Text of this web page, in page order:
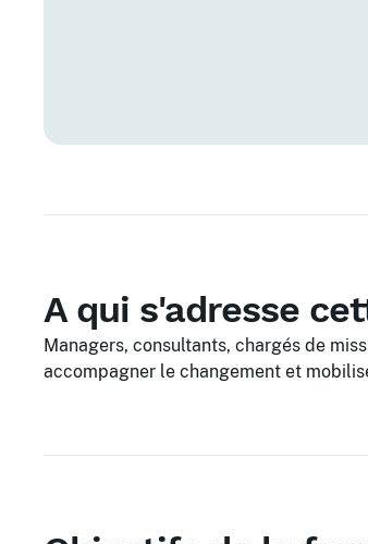
A qui s'adresse
Managers, consultants, chargés de
accompagner le changement et